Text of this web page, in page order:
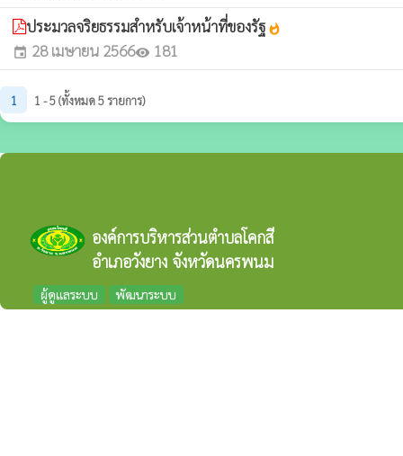
ประมวลจริยธรรมสำหรับเจ้าหน้าที่ของรัฐ whatshot
event 28 เมษายน 2566visibility 181
1 1 - 5 (ทั้งหมด 5 รายการ)
องค์การบริหารส่วนตำบลโคกสี
อำเภอวังยาง จังหวัดนครพนม
ผู้ดูแลระบบ พัฒนาระบบ